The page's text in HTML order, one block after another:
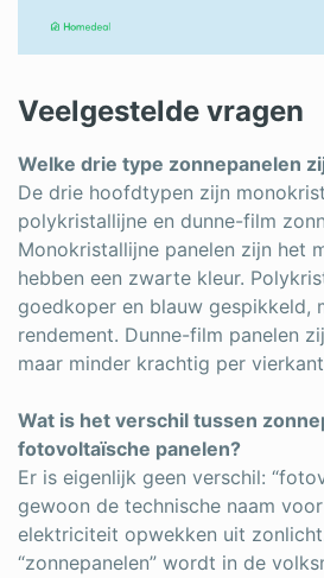
Veelgestelde vragen
Welke drie type zonnepanelen
De drie hoofdtypen zijn
polykristallijne en dunne-film
Monokristallijne panelen zijn het
hebben een zwarte kleur.
goedkoper en blauw gespikkeld,
rendement. Dunne-film panelen
maar minder krachtig per
Wat is het verschil tussen
fotovoltaïsche panelen?
Er is eigenlijk geen verschil:
gewoon de technische naam
elektriciteit opwekken uit
“zonnepanelen” wordt in de